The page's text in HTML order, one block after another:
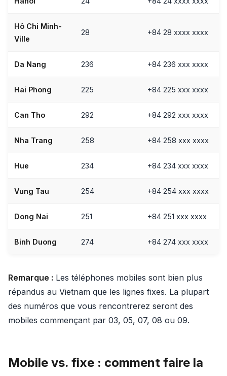
Hô Chi Minh-
Ville
28 +84 28 xxxx xxxx
Da Nang 236 +84 236 xxx xxxx
Hai Phong 225 +84 225 xxx xxxx
Can Tho 292 +84 292 xxx xxxx
Nha Trang 258 +84 258 xxx xxxx
Hue 234 +84 234 xxx xxxx
Vung Tau 254 +84 254 xxx xxxx
Dong Nai 251 +84 251 xxx xxxx
Binh Duong 274 +84 274 xxx xxxx
Remarque : Les téléphones mobiles sont bien plus
répandus au Vietnam que les lignes fixes. La plupart
des numéros que vous rencontrerez seront des
mobiles commençant par 03, 05, 07, 08 ou 09.
Mobile vs. fixe : comment faire la